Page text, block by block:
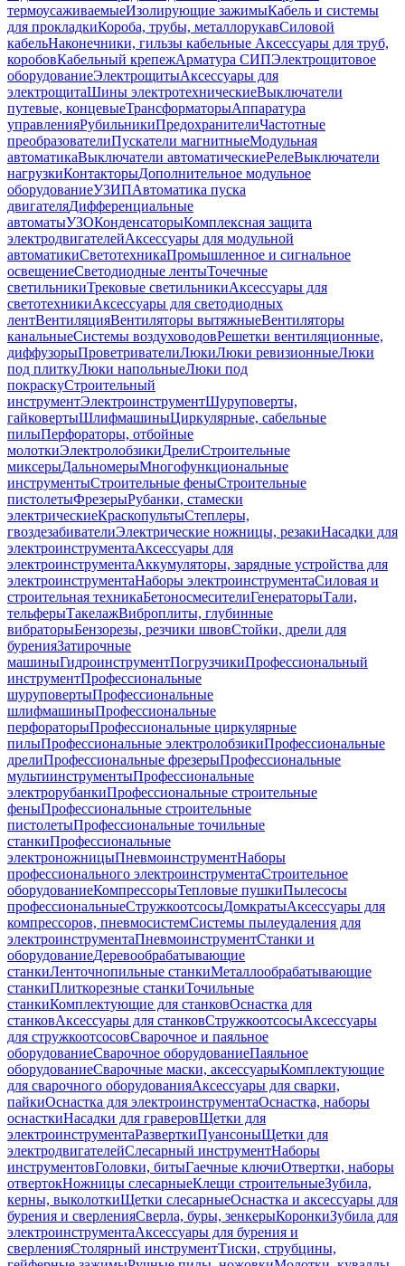
термоусаживаемыеИзолирующие зажимыКабель и системы
для прокладкиКороба, трубы, металлорукавСиловой
кабельНаконечники, гильзы кабельные Аксессуары для труб,
коробовКабельный крепежАрматура СИПЭлектрощитовое
оборудованиеЭлектрощитыАксессуары для
электрощитаШины электротехническиеВыключатели
путевые, концевыеТрансформаторыАппаратура
управленияРубильникиПредохранителиЧастотные
преобразователиПускатели магнитныеМодульная
автоматикаВыключатели автоматическиеРелеВыключатели
нагрузкиКонтакторыДополнительное модульное
оборудованиеУЗИПАвтоматика пуска
двигателяДифференциальные
автоматыУЗОКонденсаторыКомплексная защита
электродвигателейАксессуары для модульной
автоматикиСветотехникаПромышленное и сигнальное
освещениеСветодиодные лентыТочечные
светильникиТрековые светильникиАксессуары для
светотехникиАксессуары для светодиодных
лентВентиляцияВентиляторы вытяжныеВентиляторы
канальныеСистемы воздуховодовРешетки вентиляционные,
диффузорыПроветривателиЛюкиЛюки ревизионныеЛюки
под плиткуЛюки напольныеЛюки под
покраскуСтроительный
инструментЭлектроинструментШуруповерты,
гайковертыШлифмашиныЦиркулярные, сабельные
пилыПерфораторы, отбойные
молоткиЭлектролобзикиДрелиСтроительные
миксерыДальномерыМногофункциональные
инструментыСтроительные феныСтроительные
пистолетыФрезерыРубанки, стамески
электрическиеКраскопультыСтеплеры,
гвоздезабивателиЭлектрические ножницы, резакиНасадки для
электроинструментаАксессуары для
электроинструментаАккумуляторы, зарядные устройства для
электроинструментаНаборы электроинструментаСиловая и
строительная техникаБетоносмесителиГенераторыТали,
тельферыТакелажВиброплиты, глубинные
вибраторыБензорезы, резчики швовСтойки, дрели для
буренияЗатирочные
машиныГидроинструментПогрузчикиПрофессиональный
инструментПрофессиональные
шуруповертыПрофессиональные
шлифмашиныПрофессиональные
перфораторыПрофессиональные циркулярные
пилыПрофессиональные электролобзикиПрофессиональные
дрелиПрофессиональные фрезерыПрофессиональные
мультиинструментыПрофессиональные
электрорубанкиПрофессиональные строительные
феныПрофессиональные строительные
пистолетыПрофессиональные точильные
станкиПрофессиональные
электроножницыПневмоинструментНаборы
профессионального электроинструментаСтроительное
оборудованиеКомпрессорыТепловые пушкиПылесосы
профессиональныеСтружкоотсосыДомкратыАксессуары для
компрессоров, пневмосистемСистемы пылеудаления для
электроинструментаПневмоинструментСтанки и
оборудованиеДеревообрабатывающие
станкиЛенточнопильные станкиМеталлообрабатывающие
станкиПлиткорезные станкиТочильные
станкиКомплектующие для станковОснастка для
станковАксессуары для станковСтружкоотсосыАксессуары
для стружкоотсосовСварочное и паяльное
оборудованиеСварочное оборудованиеПаяльное
оборудованиеСварочные маски, аксессуарыКомплектующие
для сварочного оборудованияАксессуары для сварки,
пайкиОснастка для электроинструментаОснастка, наборы
оснасткиНасадки для граверовЩетки для
электроинструментаРазверткиПуансоныЩетки для
электродвигателейСлесарный инструментНаборы
инструментовГоловки, битыГаечные ключиОтвертки, наборы
отвертокНожницы слесарныеКлещи строительныеЗубила,
керны, выколоткиЩетки слесарныеОснастка и аксессуары для
бурения и сверленияСверла, буры, зенкерыКоронкиЗубила для
электроинструментаАксессуары для бурения и
сверленияСтолярный инструментТиски, струбцины,